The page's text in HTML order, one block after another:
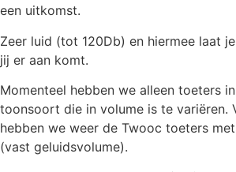
een uitkomst.
Zeer luid (tot 120Db) en hiermee laat
jij er aan komt.
Momenteel hebben we alleen toeters
toonsoort die in volume is te variëren.
hebben we weer de Twooc toeters
(vast geluidsvolume).